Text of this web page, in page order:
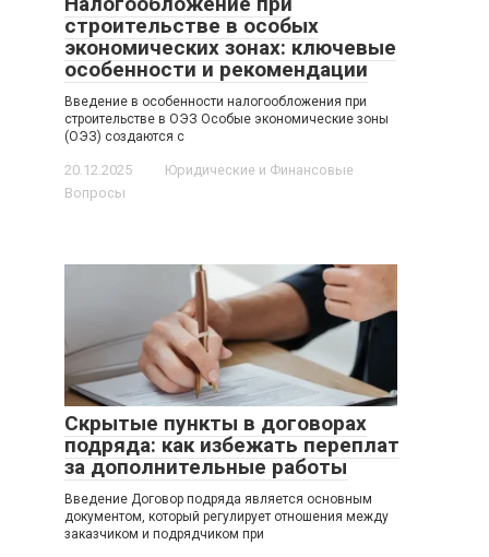
строительстве в особых
экономических зонах: ключевые
особенности и рекомендации
Введение в особенности налогообложения при
строительстве в ОЭЗ Особые экономические зоны
(ОЭЗ) создаются с
20.12.2025
Юридические и Финансовые
Вопросы
Скрытые пункты в договорах
подряда: как избежать переплат
за дополнительные работы
Введение Договор подряда является основным
документом, который регулирует отношения между
заказчиком и подрядчиком при